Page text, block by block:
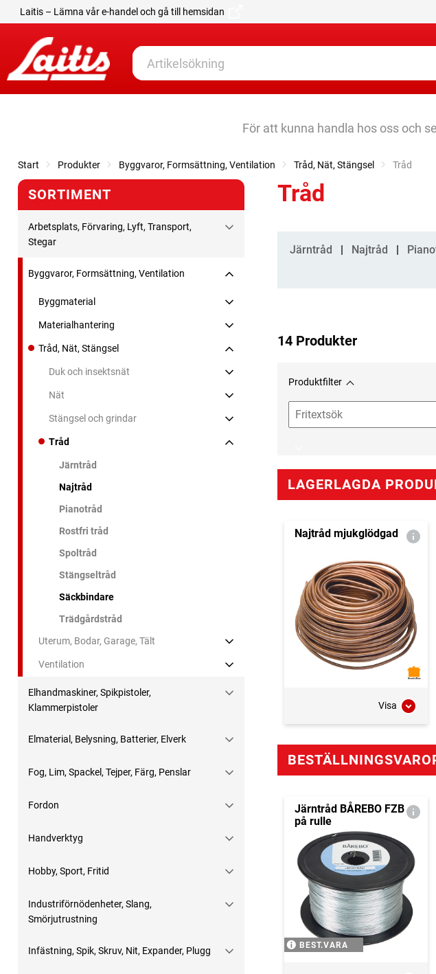
Laitis – Lämna vår e-handel och gå till hemsidan
För att kunna handla hos oss och
Start Produkter Byggvaror, Formsättning, Ventilation Tråd, Nät, Stängsel Current:
Tråd
SORTIMENT
Arbetsplats, Förvaring, Lyft, Transport,
Stegar
Byggvaror, Formsättning, Ventilation
Byggmaterial
Materialhantering
Tråd, Nät, Stängsel
Duk och insektsnät
Nät
Stängsel och grindar
Tråd
Järntråd
Najtråd
Pianotråd
Rostfri tråd
Spoltråd
Stängseltråd
Säckbindare
Trädgårdstråd
Uterum, Bodar, Garage, Tält
Ventilation
Elhandmaskiner, Spikpistoler,
Klammerpistoler
Elmaterial, Belysning, Batterier, Elverk
Fog, Lim, Spackel, Tejper, Färg, Penslar
Fordon
Handverktyg
Hobby, Sport, Fritid
Industriförnödenheter, Slang,
Smörjutrustning
Infästning, Spik, Skruv, Nit, Expander, Plugg
Tråd
Kategorier
Järntråd Najtråd
14 Produkter
Produktfilter
LAGERLAGDA
Najtråd mjukglödgad
Visa
Järntråd BÅREBO FZB
på rulle
BEST.VARA